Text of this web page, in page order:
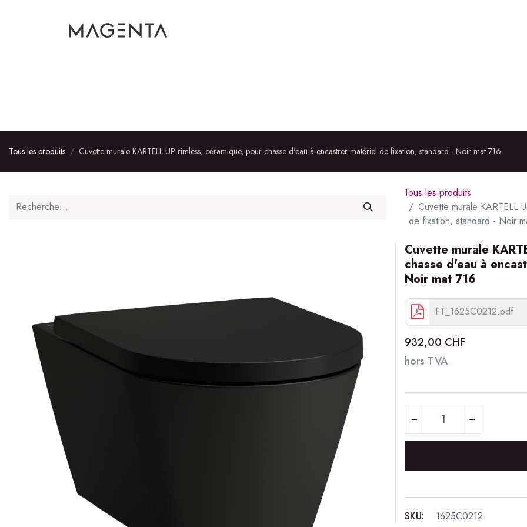
Tous les produits Cuvette murale KARTELL UP rimless, céramique, pour chasse d'eau à encastrer matériel de fixation, standard - Noir mat 716
Tous les produits
Cuvette murale KARTELL
de fixation, standard - Noir
Cuvette murale
chasse d'eau à
Noir mat 716
FT_1625C0212.pdf
932,00 CHF
hors TVA
SKU: 1625C0212